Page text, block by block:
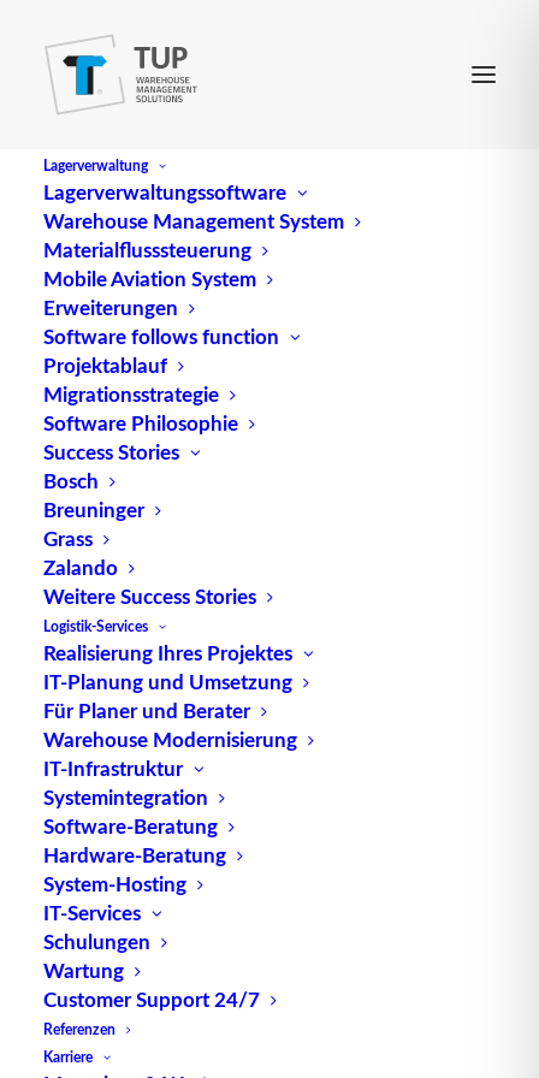
Lagerverwaltung
Lagerverwaltungssoftware
Warehouse Management System
Materialflusssteuerung
Mobile Aviation System
Erweiterungen
Software follows function
Projektablauf
Migrationsstrategie
Software Philosophie
Success Stories
Bosch
Breuninger
Grass
Zalando
Weitere Success Stories
Logistik-Services
Realisierung Ihres Projektes
IT-Planung und Umsetzung
Für Planer und Berater
Warehouse Modernisierung
IT-Infrastruktur
Systemintegration
Software-Beratung
Hardware-Beratung
System-Hosting
IT-Services
Schulungen
Wartung
Customer Support 24/7
Referenzen
Karriere
Das war die LogiMAT 2014
Wie bereits 2013 entpuppte sich auch
der neue Messestand von TUP (TUP) auf
der…
by TUP Redaktion
TUP GmbH & Co. KG